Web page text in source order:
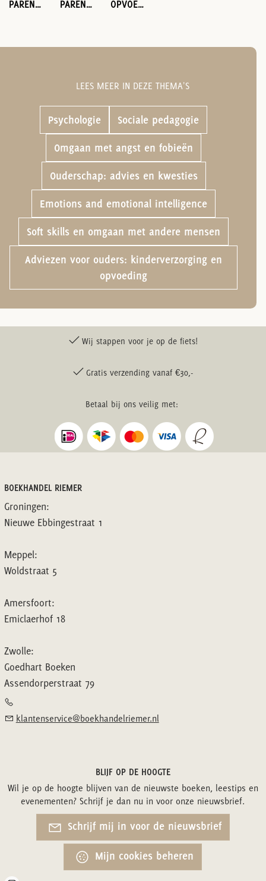
PARENTING ANXIETY: BREAKING THE CYCLE OF WORRY AND RAISING RESILIENT KIDS PARENTING ANXIETY OPVOEDEN ZONDER ANGST
Psychologie Sociale pedagogie
Omgaan met angst en fobieën
Ouderschap: advies en kwesties
Emotions and emotional intelligence
Soft skills en omgaan met andere mensen
Adviezen voor ouders: kinderverzorging en
opvoeding
LEES MEER IN DEZE THEMA'S
Wij stappen voor je op de fiets!
Gratis verzending vanaf €30,-
Betaal bij ons veilig met:
BOEKHANDEL RIEMER
Groningen:
Nieuwe Ebbingestraat 1
Meppel:
Woldstraat 5
Amersfoort:
Emiclaerhof 18
Zwolle:
Goedhart Boeken
Assendorperstraat 79
klantenservice@boekhandelriemer.nl
BLIJF OP DE HOOGTE
Wil je op de hoogte blijven van de nieuwste boeken, leestips en
evenementen? Schrijf je dan nu in voor onze nieuwsbrief.
Schrijf mij in voor de nieuwsbrief
Mijn cookies beheren